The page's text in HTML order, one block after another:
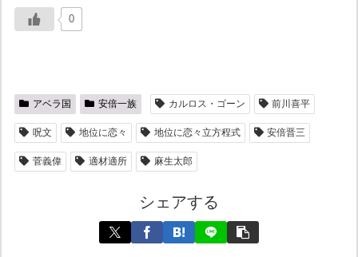
0
アベラ国 安倍一族 カルロス・ゴーン 前川喜平
呪文 地位に恋々 地位に恋々立方程式 安倍晋三
菅義偉 適材適所 麻生太郎
シェアする